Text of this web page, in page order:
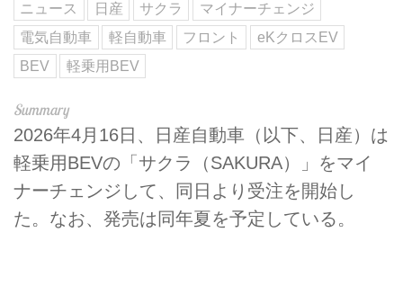
ニュース 日産 サクラ
マイナーチェンジ
電気自動車
軽自動車 フロント
eKクロスEV
BEV
軽乗用BEV
2026年4月16日、日産自動車（以下、日産）は
軽乗用BEVの「サクラ（SAKURA）」をマイ
ナーチェンジして、同日より受注を開始し
た。なお、発売は同年夏を予定している。